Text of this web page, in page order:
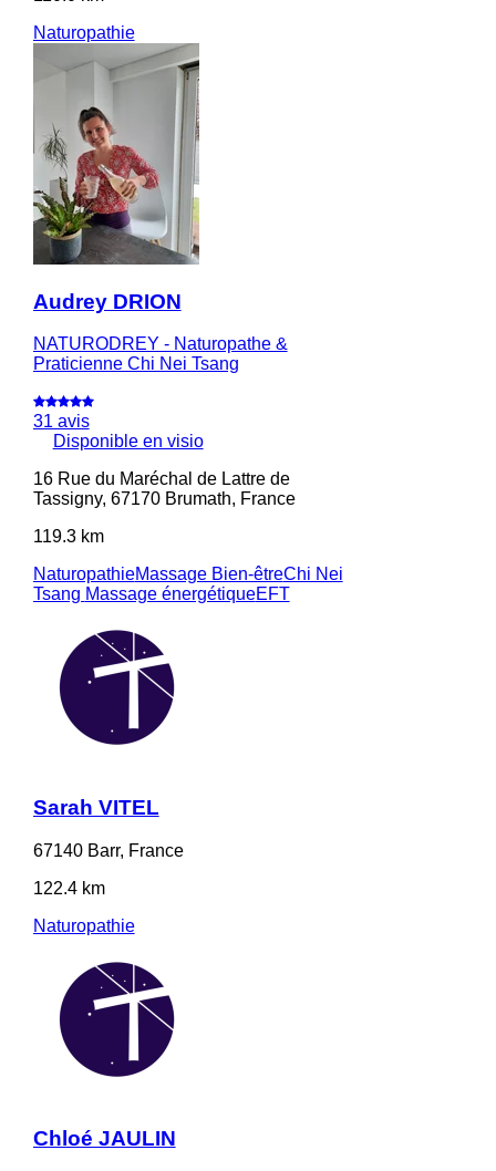
Naturopathie
Audrey DRION
NATURODREY - Naturopathe &
Praticienne Chi Nei Tsang
31 avis
Disponible en visio
16 Rue du Maréchal de Lattre de
Tassigny, 67170 Brumath, France
119.3 km
NaturopathieMassage Bien-êtreChi Nei
Tsang Massage énergétiqueEFT
Sarah VITEL
67140 Barr, France
122.4 km
Naturopathie
Chloé JAULIN